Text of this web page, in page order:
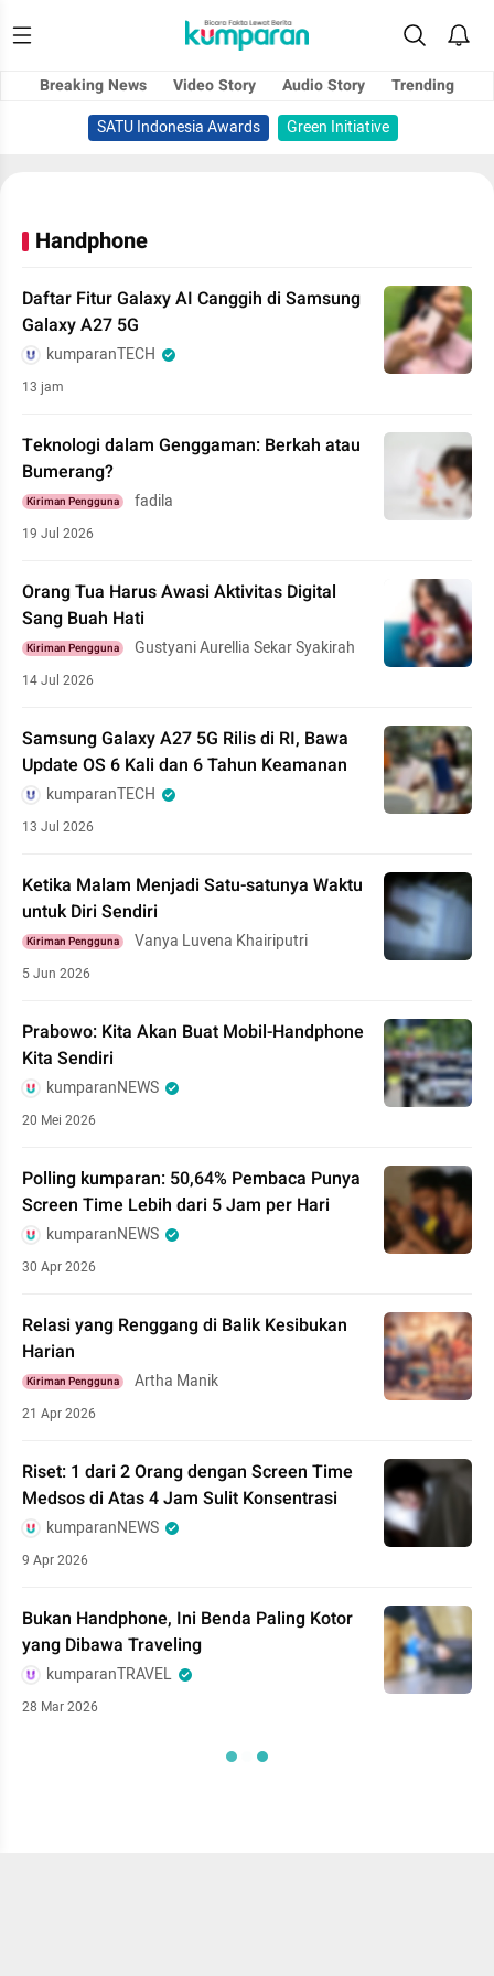
Breaking News Video Story Audio Story
Trending
SATU Indonesia Awards
Green Initiative
Handphone
Daftar Fitur Galaxy AI Canggih di Samsung
Galaxy A27 5G
kumparanTECH
13 jam
Teknologi dalam Genggaman: Berkah atau
Bumerang?
Kiriman Pengguna fadila
19 Jul 2026
Orang Tua Harus Awasi Aktivitas Digital
Sang Buah Hati
Kiriman Pengguna Gustyani Aurellia Sekar Syakirah
14 Jul 2026
Samsung Galaxy A27 5G Rilis di RI, Bawa
Update OS 6 Kali dan 6 Tahun Keamanan
kumparanTECH
13 Jul 2026
Ketika Malam Menjadi Satu-satunya Waktu
untuk Diri Sendiri
Kiriman Pengguna Vanya Luvena Khairiputri
5 Jun 2026
Prabowo: Kita Akan Buat Mobil-Handphone
Kita Sendiri
kumparanNEWS
20 Mei 2026
Polling kumparan: 50,64% Pembaca Punya
Screen Time Lebih dari 5 Jam per Hari
kumparanNEWS
30 Apr 2026
Relasi yang Renggang di Balik Kesibukan
Harian
Kiriman Pengguna Artha Manik
21 Apr 2026
Riset: 1 dari 2 Orang dengan Screen Time
Medsos di Atas 4 Jam Sulit Konsentrasi
kumparanNEWS
9 Apr 2026
Bukan Handphone, Ini Benda Paling Kotor
yang Dibawa Traveling
kumparanTRAVEL
28 Mar 2026